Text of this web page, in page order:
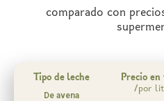
comparado con
Tipo de leche
De avena
Precio
/por